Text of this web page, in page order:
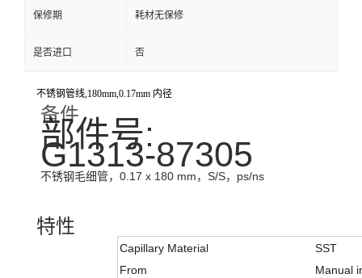
保修期 耗材无保修
是否进口 否
不锈钢管线,180mm,0.17mm 内径
备件
部件号:
G1313-87305
不锈钢毛细管，0.17 x 180 mm，S/S，ps/ns
特性
Capillary Material
SST
From
Manual